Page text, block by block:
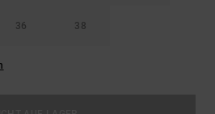
36 38